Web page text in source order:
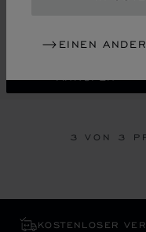
EINEN
€ 16,000
ANRUFEN
3 VON 3
KOSTENLOSER